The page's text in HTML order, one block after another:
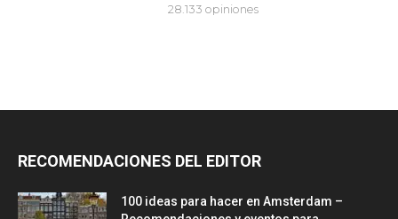
RECOMENDACIONES DEL EDITOR
100 ideas para hacer en Amsterdam –